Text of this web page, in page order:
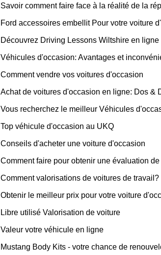
Savoir comment faire face à la réalité de la
Ford accessoires embellit Pour votre voiture
Découvrez Driving Lessons Wiltshire en ligne
Véhicules d'occasion: Avantages et
Comment vendre vos voitures d'occasion
Achat de voitures d'occasion en ligne: Dos &
Vous recherchez le meilleur Véhicules
Top véhicule d'occasion au UKQ
Conseils d'acheter une voiture d'occasion
Comment faire pour obtenir une évaluation
Comment valorisations de voitures de travail?
Obtenir le meilleur prix pour votre voiture
Libre utilisé Valorisation de voiture
Valeur votre véhicule en ligne
Mustang Body Kits - votre chance de